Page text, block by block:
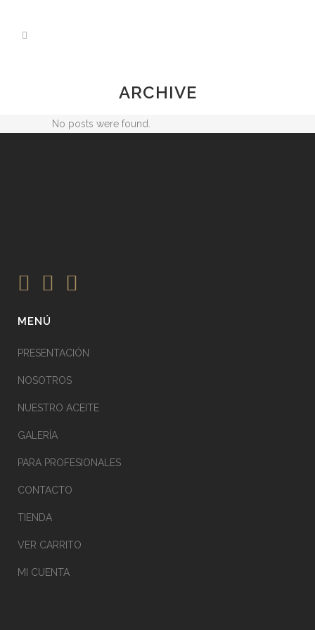
ARCHIVE
No posts were found.
MENÚ
PRESENTACIÓN
NOSOTROS
NUESTRO ACEITE
GALERÍA
PARA PROFESIONALES
CONTACTO
TIENDA
VER CARRITO
MI CUENTA